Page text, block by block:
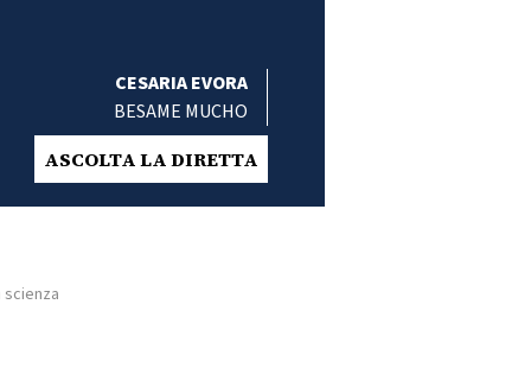
CESARIA EVORA
BESAME MUCHO
ASCOLTA LA DIRETTA